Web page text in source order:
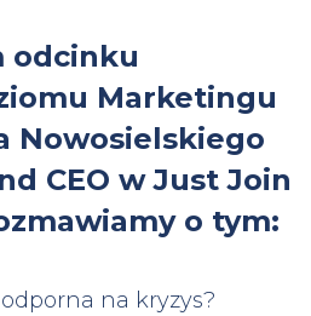
odcinku
Marketingu
Nowosielskiego
CEO w Just Join
o tym:
na kryzys?